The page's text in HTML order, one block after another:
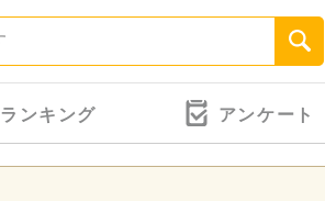
ランキング アンケート